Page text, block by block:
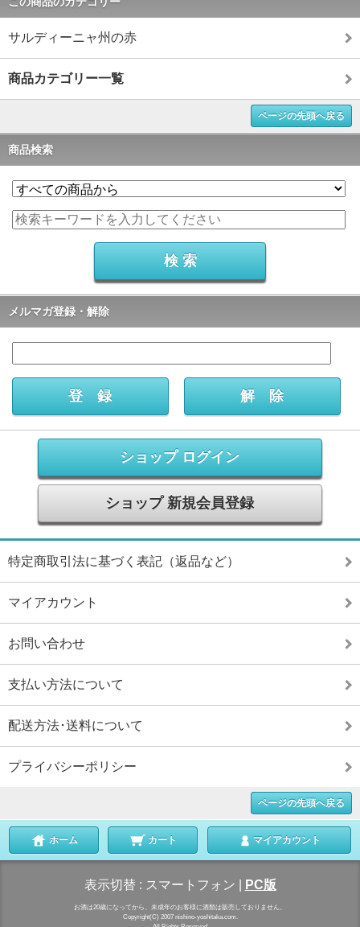
サルディーニャ州の赤
商品カテゴリー一覧
ページの先頭へ戻る
商品検索
メルマガ登録・解除
ショップ ログイン
ショップ 新規会員登録
特定商取引法に基づく表記（返品など）
マイアカウント
お問い合わせ
支払い方法について
配送方法･送料について
プライバシーポリシー
ページの先頭へ戻る
ホーム カート マイアカウント
表示切替 : スマートフォン PC版
お酒は20歳になってから。未成年のお客様に酒類は販売しておりません。
Copyright(C) 2007 nishino-yoshitaka.com.